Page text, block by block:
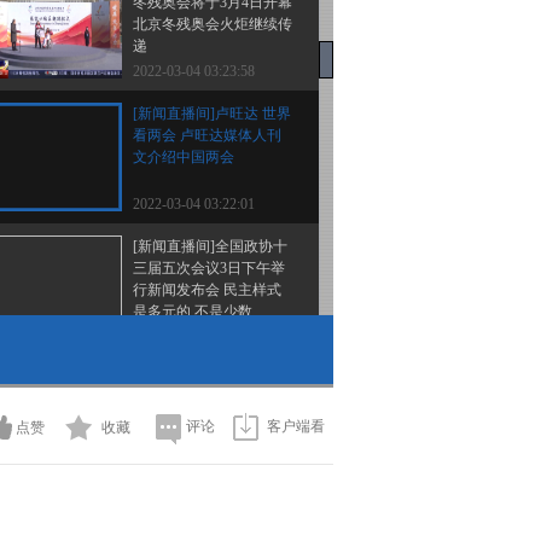
北京冬残奥会火炬继续传
递
2022-03-04 03:23:58
[新闻直播间]卢旺达 世界
看两会 卢旺达媒体人刊
文介绍中国两会
2022-03-04 03:22:01
[新闻直播间]全国政协十
三届五次会议3日下午举
行新闻发布会 民主样式
是多元的 不是少数...
国发展将惠及世界
2022-03-04 03:19:58
点赞 收藏 评论 客户端看